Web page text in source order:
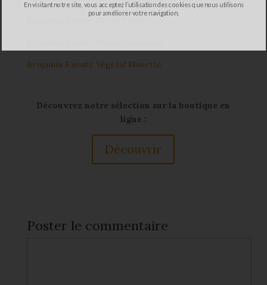
Benjamin Kuentz Végétal Musette
Découvrez notre sélection sur la boutique en
ligne :
Découvrir
Poster le commentaire
En visitant notre site, vous acceptez l’utilisation des cookies que nous utilisons
pour améliorer votre navigation.